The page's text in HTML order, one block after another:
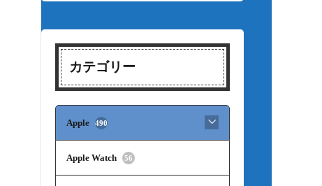
カテゴリー
Apple 490
Apple Watch 56